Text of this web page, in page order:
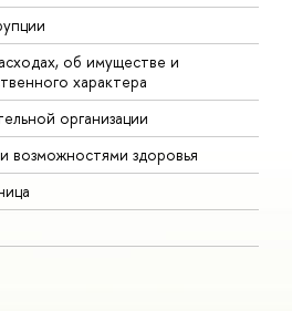
об имуществе и
характера
организации
возможностями здоровья